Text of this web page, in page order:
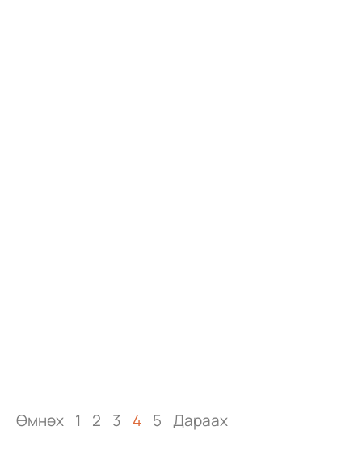
Өмнөх 1 2 3 4 5 Дараах